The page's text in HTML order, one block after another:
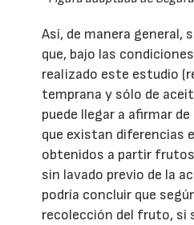
Así, de manera general,
que, bajo las
realizado este estudio
temprana y sólo de
puede llegar a afirmar
que existan diferencias
obtenidos a partir
sin lavado previo de la
podría concluir que
recolección del fruto, si